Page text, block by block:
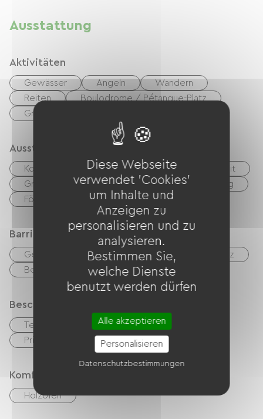
Ausstattung
Aktivitäten
Gewässer Angeln
Wandern
Reiten
Boulodrome / Pétanque-Platz
Grüner Weg
Ausstattung
Kostenloses WLAN TV
Kabel / Satellit
Grillen
Gartenmöbel
Babyausstattung
Fön
Bügelausrüstung
Barrierefreiheit
Geeignete Unterkunft
Geeigneter Parkplatz
Behindertengerechte Toiletten
Beschreibung
Terrasse
Garage
Privates, umzäuntes Gelände
Komfort
Holzofen
Diese Webseite
verwendet 'Cookies'
um Inhalte und
Anzeigen zu
personalisieren und zu
analysieren.
Bestimmen Sie,
welche Dienste
benutzt werden dürfen
Alle akzeptieren
Personalisieren
Datenschutzbestimmungen